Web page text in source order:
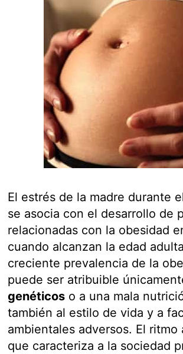
El estrés de la madre durante
se asocia con el desarrollo de
relacionadas con la obesidad
cuando alcanzan la edad
creciente prevalencia de la
puede ser atribuible
genéticos o a una mala
también al estilo de vida y a
ambientales adversos. El ritmo
que caracteriza a la sociedad